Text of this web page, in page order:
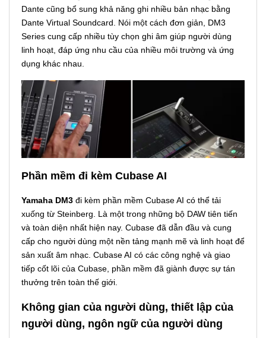
Dante cũng bổ sung khả năng ghi nhiều bản nhạc bằng
Dante Virtual Soundcard. Nói một cách đơn giản, DM3
Series cung cấp nhiều tùy chọn ghi âm giúp người dùng
linh hoạt, đáp ứng nhu cầu của nhiều môi trường và ứng
dụng khác nhau.
Phần mềm đi kèm Cubase AI
Yamaha DM3 đi kèm phần mềm Cubase AI có thể tải
xuống từ Steinberg. Là một trong những bộ DAW tiên tiến
và toàn diện nhất hiện nay. Cubase đã dẫn đầu và cung
cấp cho người dùng một nền tảng mạnh mẽ và linh hoạt để
sản xuất âm nhạc. Cubase AI có các công nghệ và giao
tiếp cốt lõi của Cubase, phần mềm đã giành được sự tán
thưởng trên toàn thế giới.
Không gian của người dùng, thiết lập của
người dùng, ngôn ngữ của người dùng